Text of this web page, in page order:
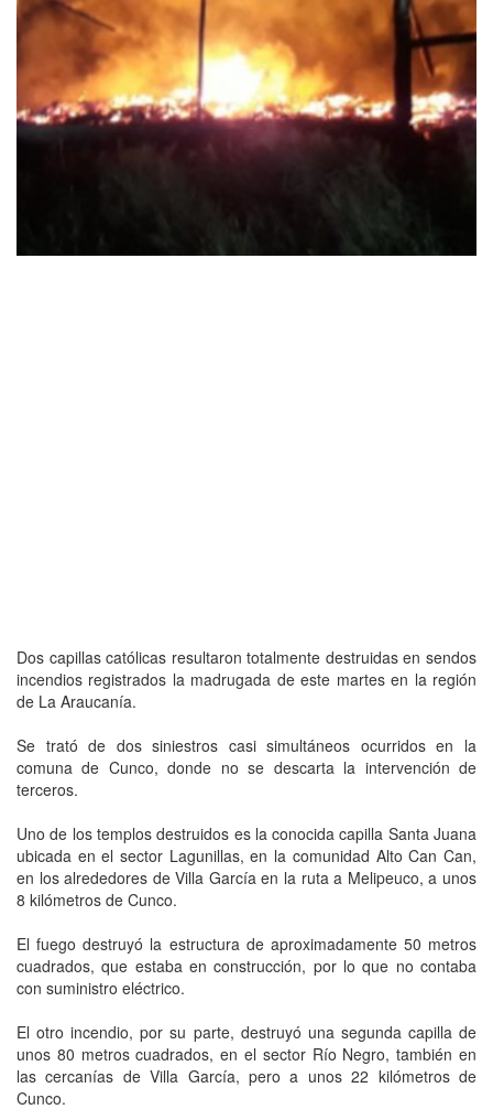
Dos capillas católicas resultaron totalmente destruidas en sendos
incendios registrados la madrugada de este martes en la región
de La Araucanía.
Se trató de dos siniestros casi simultáneos ocurridos en la
comuna de Cunco, donde no se descarta la intervención de
terceros.
Uno de los templos destruidos es la conocida capilla Santa Juana
ubicada en el sector Lagunillas, en la comunidad Alto Can Can,
en los alrededores de Villa García en la ruta a Melipeuco, a unos
8 kilómetros de Cunco.
El fuego destruyó la estructura de aproximadamente 50 metros
cuadrados, que estaba en construcción, por lo que no contaba
con suministro eléctrico.
El otro incendio, por su parte, destruyó una segunda capilla de
unos 80 metros cuadrados, en el sector Río Negro, también en
las cercanías de Villa García, pero a unos 22 kilómetros de
Cunco.